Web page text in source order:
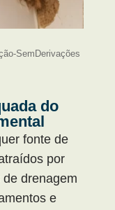
SemDerivações
do
fonte de
por
drenagem
e